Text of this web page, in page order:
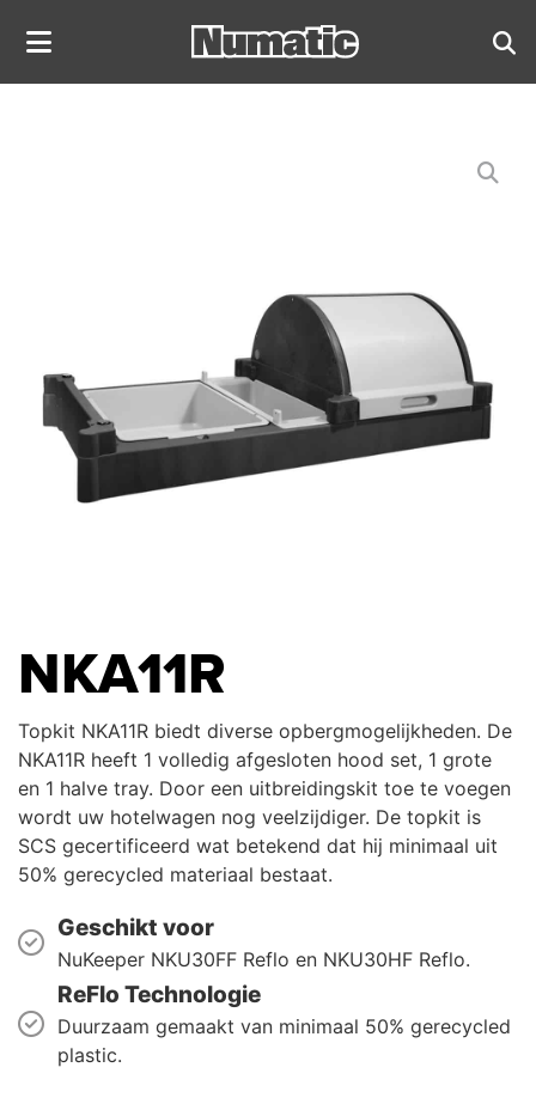
NKA11R
Topkit NKA11R biedt diverse opbergmogelijkheden. De
NKA11R heeft 1 volledig afgesloten hood set, 1 grote
en 1 halve tray. Door een uitbreidingskit toe te voegen
wordt uw hotelwagen nog veelzijdiger. De topkit is
SCS gecertificeerd wat betekend dat hij minimaal uit
50% gerecycled materiaal bestaat.
Geschikt voor
NuKeeper NKU30FF Reflo en NKU30HF Reflo.
ReFlo Technologie
Duurzaam gemaakt van minimaal 50% gerecycled
plastic.